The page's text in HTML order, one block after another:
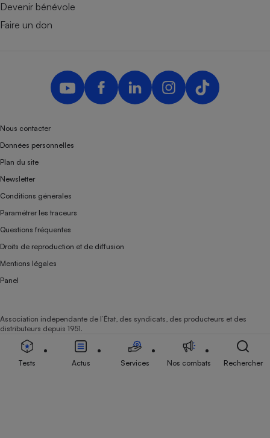
Devenir bénévole
Faire un don
Nous contacter
Données personnelles
Plan du site
Newsletter
Conditions générales
Paramétrer les traceurs
Questions fréquentes
Droits de reproduction et de diffusion
Mentions légales
Panel
Association indépendante de l’État, des syndicats, des producteurs et des
distributeurs depuis 1951.
Tests Actus Services Nos combats Rechercher